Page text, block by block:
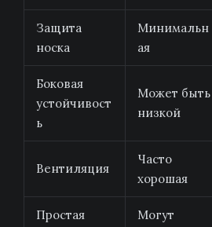
Защита
носка
Минимальн
ая
Боковая
устойчивост
ь
Может быть
низкой
Вентиляция
Часто
хорошая
Простая
Могут